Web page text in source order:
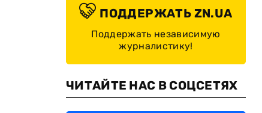
ПОДДЕРЖАТЬ ZN.UA
Поддержать независимую
журналистику!
ЧИТАЙТЕ НАС В СОЦСЕТЯХ